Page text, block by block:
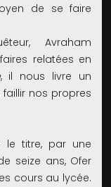
de se faire
Avraham
relatées en
, il nous livre un
nos propres
le titre, par une
seize ans, Ofer
cours au lycée.